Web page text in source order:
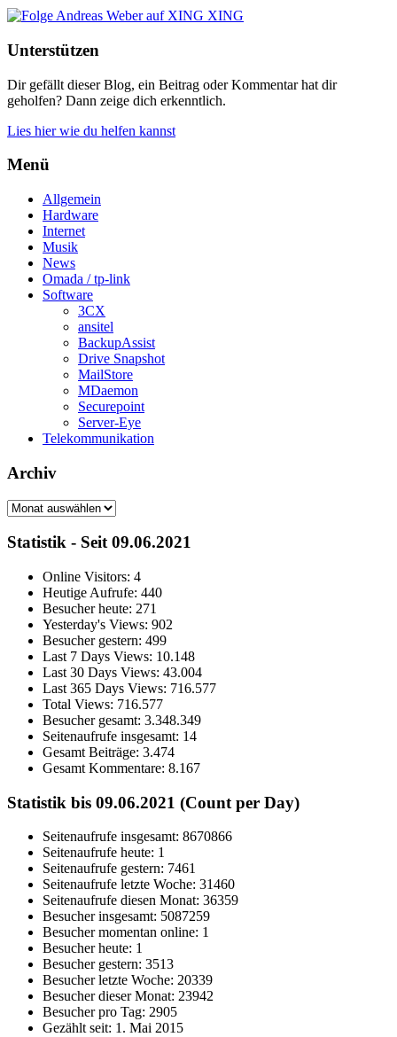
XING
Unterstützen
Dir gefällt dieser Blog, ein Beitrag oder Kommentar hat dir
geholfen? Dann zeige dich erkenntlich.
Lies hier wie du helfen kannst
Menü
Allgemein
Hardware
Internet
Musik
News
Omada / tp-link
Software
3CX
ansitel
BackupAssist
Drive Snapshot
MailStore
MDaemon
Securepoint
Server-Eye
Telekommunikation
Archiv
Archiv
Statistik - Seit 09.06.2021
Online Visitors: 4
Heutige Aufrufe: 440
Besucher heute: 271
Yesterday's Views: 902
Besucher gestern: 499
Last 7 Days Views: 10.148
Last 30 Days Views: 43.004
Last 365 Days Views: 716.577
Total Views: 716.577
Besucher gesamt: 3.348.349
Seitenaufrufe insgesamt: 14
Gesamt Beiträge: 3.474
Gesamt Kommentare: 8.167
Statistik bis 09.06.2021 (Count per Day)
Seitenaufrufe insgesamt: 8670866
Seitenaufrufe heute: 1
Seitenaufrufe gestern: 7461
Seitenaufrufe letzte Woche: 31460
Seitenaufrufe diesen Monat: 36359
Besucher insgesamt: 5087259
Besucher momentan online: 1
Besucher heute: 1
Besucher gestern: 3513
Besucher letzte Woche: 20339
Besucher dieser Monat: 23942
Besucher pro Tag: 2905
Gezählt seit: 1. Mai 2015